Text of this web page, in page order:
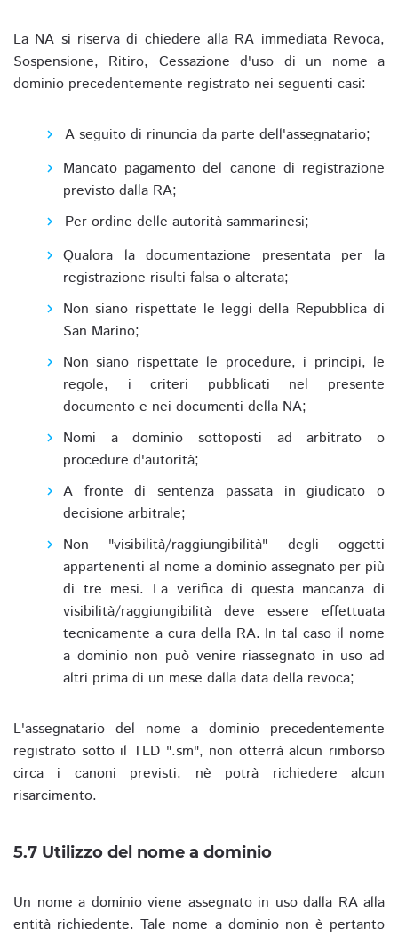
La NA si riserva di chiedere alla RA immediata Revoca,
Sospensione, Ritiro, Cessazione d'uso di un nome a
dominio precedentemente registrato nei seguenti casi:
A seguito di rinuncia da parte dell'assegnatario;
Mancato pagamento del canone di registrazione
previsto dalla RA;
Per ordine delle autorità sammarinesi;
Qualora la documentazione presentata per la
registrazione risulti falsa o alterata;
Non siano rispettate le leggi della Repubblica di
San Marino;
Non siano rispettate le procedure, i principi, le
regole, i criteri pubblicati nel presente
documento e nei documenti della NA;
Nomi a dominio sottoposti ad arbitrato o
procedure d'autorità;
A fronte di sentenza passata in giudicato o
decisione arbitrale;
Non "visibilità/raggiungibilità" degli oggetti
appartenenti al nome a dominio assegnato per più
di tre mesi. La verifica di questa mancanza di
visibilità/raggiungibilità deve essere effettuata
tecnicamente a cura della RA. In tal caso il nome
a dominio non può venire riassegnato in uso ad
altri prima di un mese dalla data della revoca;
L'assegnatario del nome a dominio precedentemente
registrato sotto il TLD ".sm", non otterrà alcun rimborso
circa i canoni previsti, nè potrà richiedere alcun
risarcimento.
5.7 Utilizzo del nome a dominio
Un nome a dominio viene assegnato in uso dalla RA alla
entità richiedente. Tale nome a dominio non è pertanto